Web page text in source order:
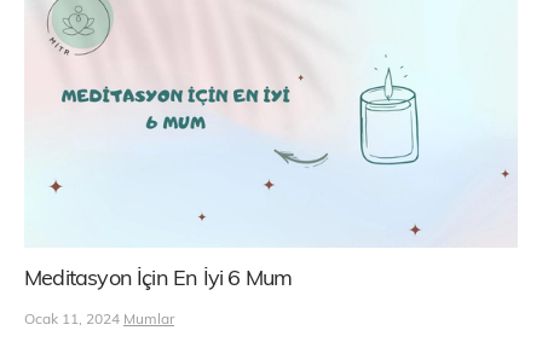
Meditasyon İçin En İyi 6 Mum
Ocak 11, 2024 Mumlar